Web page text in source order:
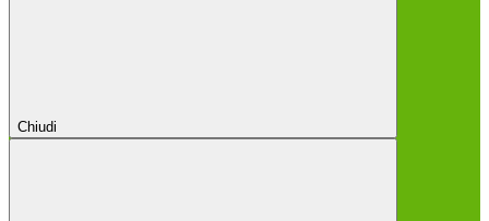
Chiudi